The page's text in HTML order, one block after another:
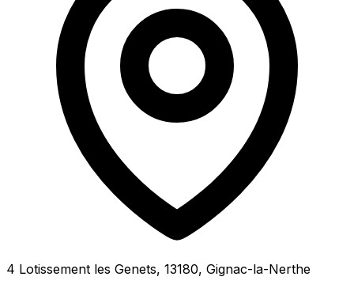
4 Lotissement les Genets, 13180, Gignac-la-Nerthe